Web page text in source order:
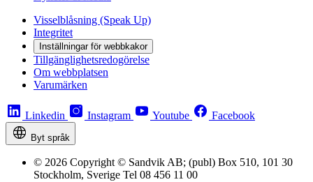
Visselblåsning (Speak Up)
Integritet
Inställningar för webbkakor
Tillgänglighetsredogörelse
Om webbplatsen
Varumärken
Linkedin Instagram Youtube Facebook
Byt språk
© 2026 Copyright © Sandvik AB; (publ) Box 510, 101 30
Stockholm, Sverige Tel 08 456 11 00